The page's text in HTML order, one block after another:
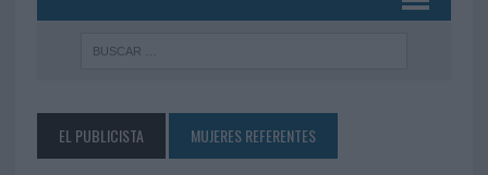
EL PUBLICISTA MUJERES REFERENTES